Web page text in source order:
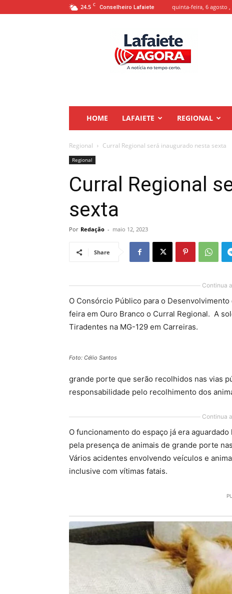
24.5 C Conselheiro Lafaiete quinta-feira, 6 agosto ,
HOME LAFAIETE REGIONAL
Regional Curral Regional será inaugurado nesta sexta
Regional
Curral Regional
sexta
Por Redação - maio 12, 2023
Share
Continua
O Consórcio Público para o
feira em Ouro Branco o Curral Regional. A
Tiradentes na MG-129 em Carreiras.
Foto: Célio Santos
grande porte que serão recolhidos nas vias
responsabilidade pelo recolhimento dos
Continua
O funcionamento do espaço já era
pela presença de animais de grande porte
Vários acidentes envolvendo veículos e
inclusive com vítimas fatais.